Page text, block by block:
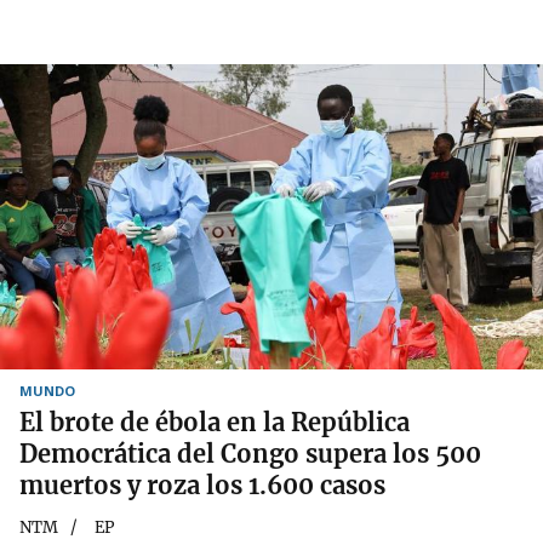
MUNDO
El brote de ébola en la República
Democrática del Congo supera los 500
muertos y roza los 1.600 casos
NTM EP